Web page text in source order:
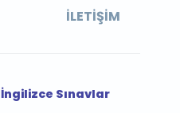
İLETIŞIM
İngilizce Sınavlar